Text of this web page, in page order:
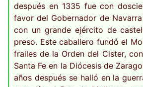
después en 1335 fue con
favor del Gobernador de
con un grande ejército de
preso. Este caballero fundó el
frailes de la Orden del Cister,
Santa Fe en la Diócesis de
años después se halló en la